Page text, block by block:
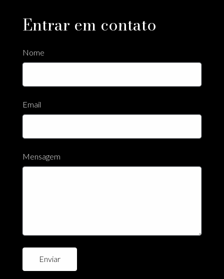
Entrar em contato
Nome
Email
Mensagem
Enviar